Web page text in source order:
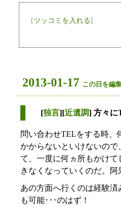
[ツッコミを入れる]
2013-01-17 この日を編
[独言][近遺調] 方々に
問い合わせTELをする時、
かからないといけないの
て、一度に何ヵ所もかけ
きなくなっていくのだ。阿
あの方面へ行くのは経験
も可能･･･のはず！